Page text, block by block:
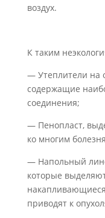
воздух.
К таким
— Утеплители на
содержащие
соединения;
— Пенопласт,
ко многим
— Напольный
которые
приводят к